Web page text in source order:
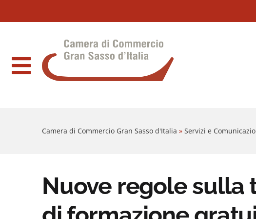
Vai al Contenuto principale della pagina
Vai al footer
Camera di Commercio Gran Sasso d'Italia
Camera di Commercio Gran Sasso d'Italia » Servizi e
Nuove regole sulla